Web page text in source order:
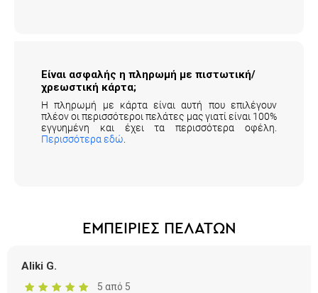
Είναι ασφαλής η πληρωμή με πιστωτική/
χρεωστική κάρτα;
Η πληρωμή με κάρτα είναι αυτή που επιλέγουν
πλέον οι περισσότεροι πελάτες μας γιατί είναι 100%
εγγυημένη και έχει τα περισσότερα οφέλη.
Περισσότερα εδώ
ΕΜΠΕΙΡΙΕΣ ΠΕΛΑΤΩΝ
Aliki G.
5 από 5